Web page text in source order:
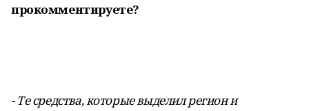
прокомментируете?
- Те средства, которые выделил регион и